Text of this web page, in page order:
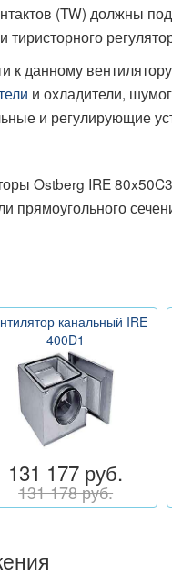
(TW) должны
к данному
и охладители,
и регулирующие
Ostberg IRE
прямоугольного
канальный IRE
400D1
131 177 руб.
131 178 руб.